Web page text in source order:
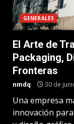
GENERALES
El Arte de
Packaging,
Fronteras
nmdq 30 de
Una empresa
innovación